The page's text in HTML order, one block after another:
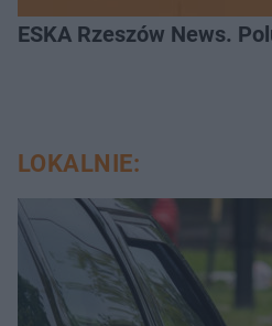
ESKA Rzeszów News.
LOKALNIE: